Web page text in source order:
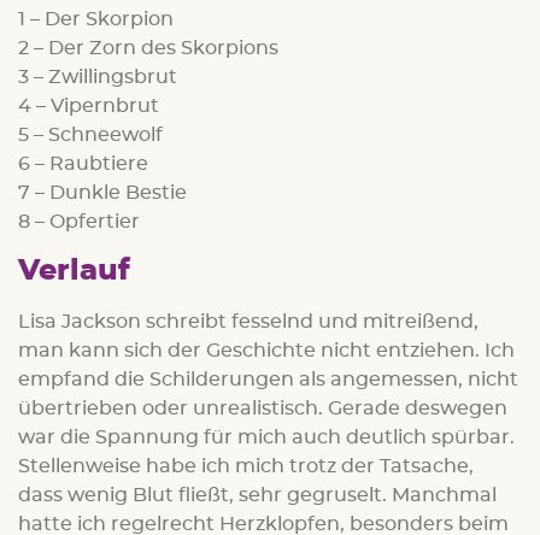
1 – Der Skorpion
2 – Der Zorn des Skorpions
3 – Zwillingsbrut
4 – Vipernbrut
5 – Schneewolf
6 – Raubtiere
7 – Dunkle Bestie
8 – Opfertier
Verlauf
Lisa Jackson schreibt fesselnd und mitreißend,
man kann sich der Geschichte nicht entziehen. Ich
empfand die Schilderungen als angemessen, nicht
übertrieben oder unrealistisch. Gerade deswegen
war die Spannung für mich auch deutlich spürbar.
Stellenweise habe ich mich trotz der Tatsache,
dass wenig Blut fließt, sehr gegruselt. Manchmal
hatte ich regelrecht Herzklopfen, besonders beim